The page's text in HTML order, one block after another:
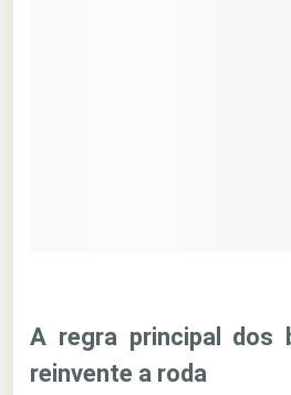
A regra principal dos
reinvente a roda